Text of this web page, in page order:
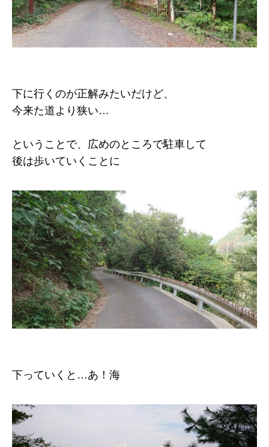
下に行くのが正解みたいだけど、
今来た道より狭い…
ということで、広めのところで駐車して
後は歩いていくことに
下っていくと…あ！海